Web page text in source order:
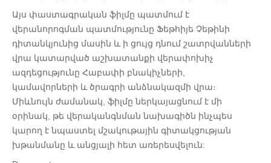
Այս փաստագրական ֆիլմը պատմում է
վերանորոգման պատմությունը Ֆեթհիյե Չեթինի
դիտանկյունից մասին և ի ցույց դնում շատրվանների
վրա կատարված աշխատանքի վերափոխիչ
ազդեցությունը Հաբափի բնակիչների,
կամավորների և ծրագրի անձնակազմի վրա։
Միևնույն ժամանակ, ֆիլմը ներկայացնում է մի
օրինակ, թե վերականգնման նախագիծն ինչպես
կարող է նպաստել մշակութային գիտակցության
խթանմանը և անցյալի հետ առերեսվելուն: